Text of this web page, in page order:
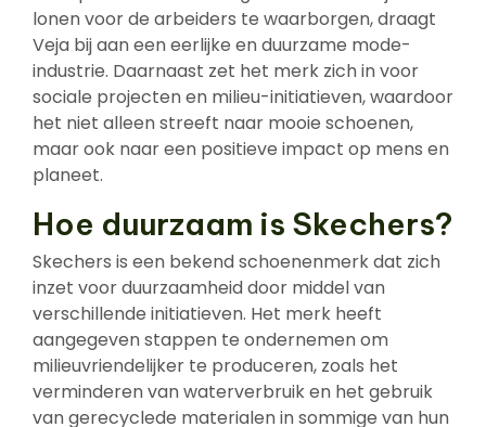
lonen voor de arbeiders te waarborgen, draagt
Veja bij aan een eerlijke en duurzame mode-
industrie. Daarnaast zet het merk zich in voor
sociale projecten en milieu-initiatieven, waardoor
het niet alleen streeft naar mooie schoenen,
maar ook naar een positieve impact op mens en
planeet.
Hoe duurzaam is Skechers?
Skechers is een bekend schoenenmerk dat zich
inzet voor duurzaamheid door middel van
verschillende initiatieven. Het merk heeft
aangegeven stappen te ondernemen om
milieuvriendelijker te produceren, zoals het
verminderen van waterverbruik en het gebruik
van gerecyclede materialen in sommige van hun